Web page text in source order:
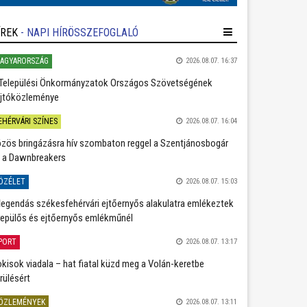
- NAPI HÍRÖSSZEFOGLALÓ
2026.08.07. 16:37
Önkormányzatok Országos Szövetségének
SZÍNES 2026.08.07. 16:04
bringázásra hív szombaton reggel a Szentjánosbogár
Dawnbreakers
2026.08.07. 15:03
székesfehérvári ejtőernyős alakulatra emlékeztek
és ejtőernyős emlékműnél
2026.08.07. 13:17
viadala – hat fiatal küzd meg a Volán-keretbe
2026.08.07. 13:11